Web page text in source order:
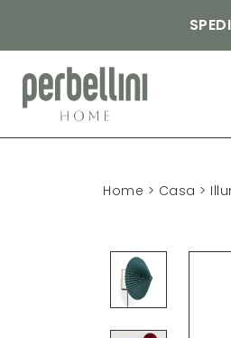
Home > Casa >